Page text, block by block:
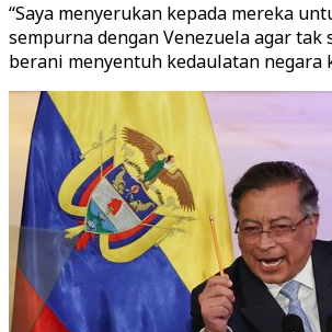
“Saya menyerukan kepada mereka
sempurna dengan Venezuela agar tak
berani menyentuh kedaulatan negara